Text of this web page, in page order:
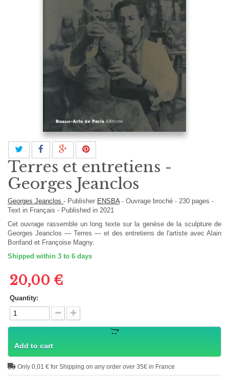
Terres et entretiens -
Georges Jeanclos
Georges Jeanclos - Publisher ENSBA - Ouvrage broché - 230 pages -
Text in Français - Published in 2021
Cet ouvrage rassemble un long texte sur la genèse de la sculpture de
Georges Jeanclos — Terres — et des entretiens de l'artiste avec Alain
Bonfand et Françoise Magny.
Shipped within 3 to 6 days
20,00 €
Quantity:
Add to cart
Only 0,01 € for Shipping on any order over 35€ in France